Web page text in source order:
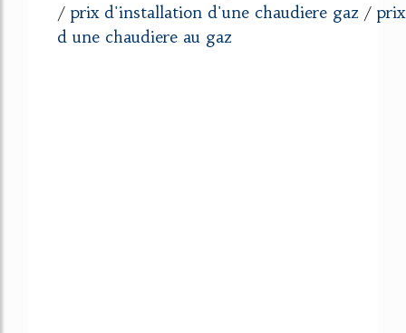
/ prix d'installation d'une chaudiere gaz / prix
d une chaudiere au gaz